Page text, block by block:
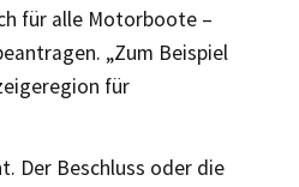
für alle Motorboote –
„Zum Beispiel
für
Der Beschluss oder die